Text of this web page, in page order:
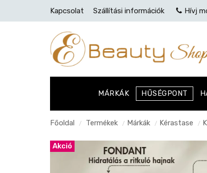
Kapcsolat Szállítási információk Hívj
MÁRKÁK HŰSÉGPONT
Főoldal / Termékek / Márkák / Kérastase /
Akció